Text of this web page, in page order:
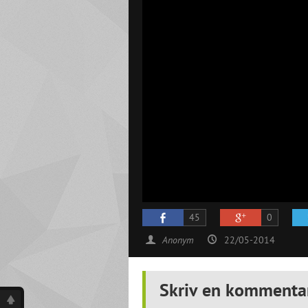
45 0
Anonym
22/05-2014
Skriv en